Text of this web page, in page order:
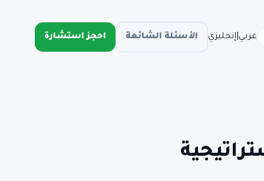
عربي |إنجليزي الأسئلة الشائعة احجز استشارة